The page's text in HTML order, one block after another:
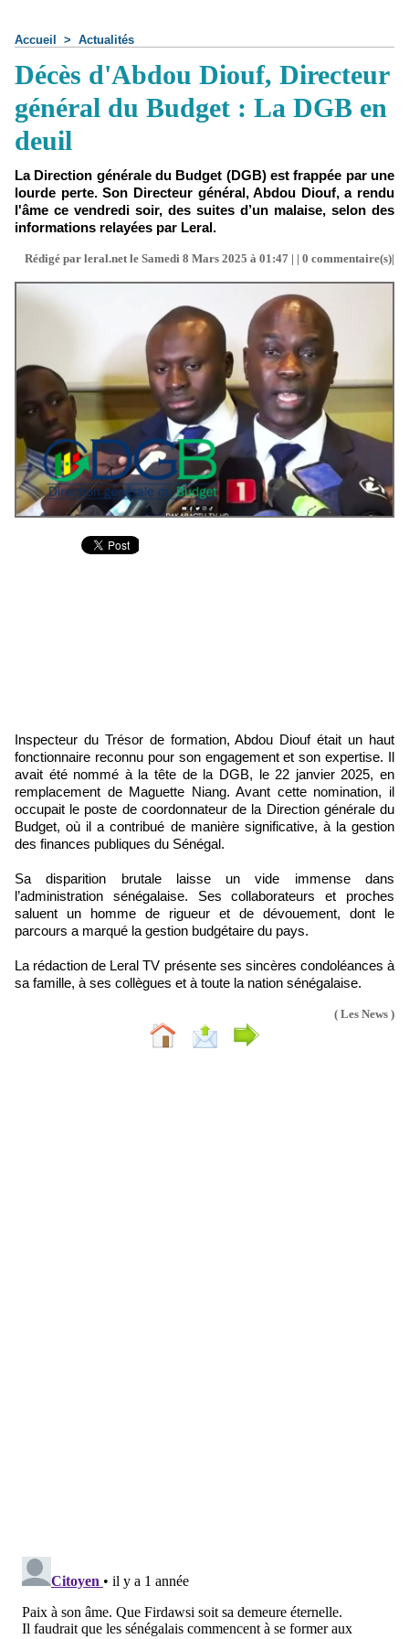
Accueil > Actualités
Décès d'Abdou Diouf, Directeur
général du Budget : La DGB en
deuil
La Direction générale du Budget (DGB) est frappée par une
lourde perte. Son Directeur général, Abdou Diouf, a rendu
l'âme ce vendredi soir, des suites d’un malaise, selon des
informations relayées par Leral.
Rédigé par leral.net le Samedi 8 Mars 2025 à 01:47 | | 0 commentaire(s)|
Inspecteur du Trésor de formation, Abdou Diouf était un haut
fonctionnaire reconnu pour son engagement et son expertise. Il
avait été nommé à la tête de la DGB, le 22 janvier 2025, en
remplacement de Maguette Niang. Avant cette nomination, il
occupait le poste de coordonnateur de la Direction générale du
Budget, où il a contribué de manière significative, à la gestion
des finances publiques du Sénégal.
Sa disparition brutale laisse un vide immense dans
l’administration sénégalaise. Ses collaborateurs et proches
saluent un homme de rigueur et de dévouement, dont le
parcours a marqué la gestion budgétaire du pays.
La rédaction de Leral TV présente ses sincères condoléances à
sa famille, à ses collègues et à toute la nation sénégalaise.
( Les News )